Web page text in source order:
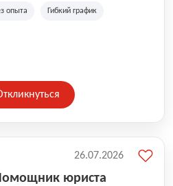
магазинами, а также
Яндекс. Маркет и
по всей территории
кормов и собственные
опыта Гибкий график
юриста
26.07.2026